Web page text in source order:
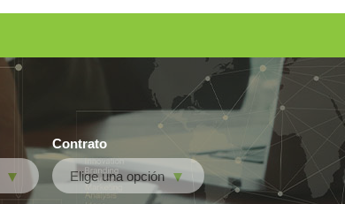
Contrato
Elige una opción